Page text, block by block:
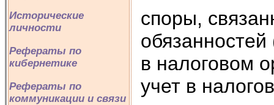
Исторические
личности
Рефераты по
кибернетике
Рефераты по
коммуникации и связи
споры,
в налоговом
учет в